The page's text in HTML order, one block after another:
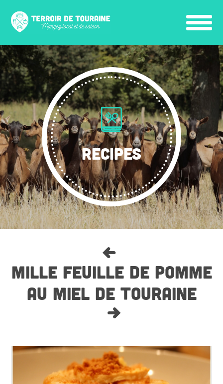
RECIPES
MILLE FEUILLE DE POMME
AU MIEL DE TOURAINE